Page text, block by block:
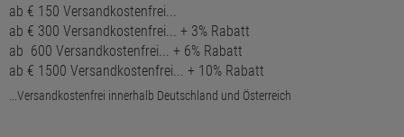
ab € 150 Versandkostenfrei...
ab € 300 Versandkostenfrei... + 3% Rabatt
ab  600 Versandkostenfrei... + 6% Rabatt
ab € 1500 Versandkostenfrei... + 10% Rabatt
...Versandkostenfrei innerhalb Deutschland und Österreich